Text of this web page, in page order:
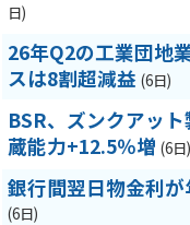
日)
26年Q2の工業団地
スは8割超減益 (6日)
BSR、ズンクアッ
蔵能力+12.5％増 (6日)
銀行間翌日物金利
(6日)